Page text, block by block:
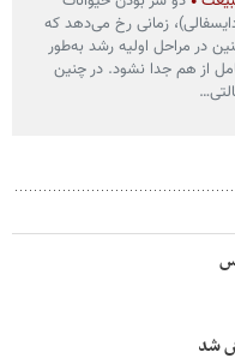
زمانی رخ می‌دهد که
در مراحل اولیه رشد به‌طور
از هم جدا نشود. در چنین
شد